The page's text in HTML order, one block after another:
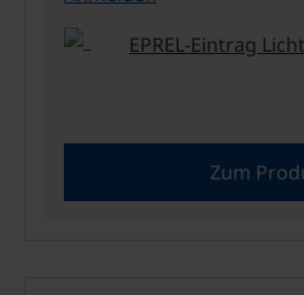
EPREL-Eintrag
Zum